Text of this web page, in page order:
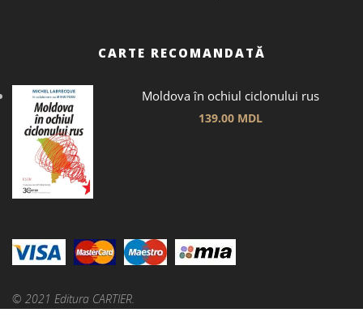
CARTE RECOMANDATĂ
Moldova în ochiul ciclonului rus
139.00 MDL
© 2021 Editura CARTIER.